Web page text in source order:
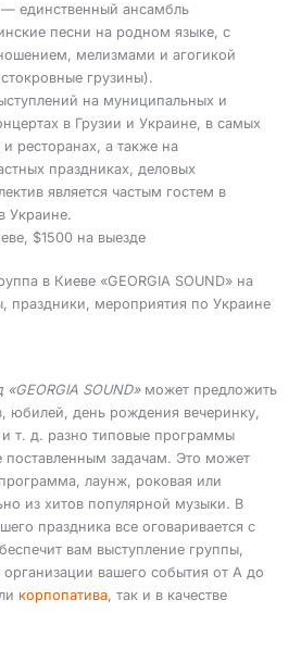
— единственный ансамбль
песни на родном языке, с
мелизмами и агогикой
грузины).
на муниципальных и
в Грузии и Украине, в самых
ресторанах, а также на
праздниках, деловых
является частым гостем в
Украине.
$1500 на выезде
в Киеве «GEORGIA SOUND» на
праздники, мероприятия по Украине
SOUND»может предложить
юбилей, день рождения вечеринку,
и т. д. разно типовые программы
задачам. Это может
лаунж, роковая или
из хитов популярной музыки. В
праздника все оговаривается с
вам выступление группы,
организации вашего события от А до
корпопатива, так и в качестве